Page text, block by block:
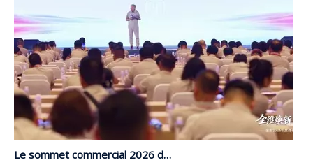
Le sommet commercial 2026 de JP Group et le lancement de nouveaux produits se terminent avec succès | Mise à niveau complète, menant l'avenir avec l'intelligence
Du 26 au 29 mai, le très attendu « Mise à niveau